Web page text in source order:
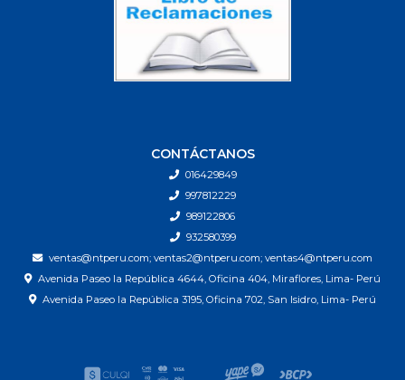
CONTÁCTANOS
016429849
997812229
989122806
932580399
ventas@ntperu.com; ventas2@ntperu.com; ventas4@ntperu.com
Avenida Paseo la República 4644, Oficina 404, Miraflores, Lima- Perú
Avenida Paseo la República 3195, Oficina 702, San Isidro, Lima- Perú